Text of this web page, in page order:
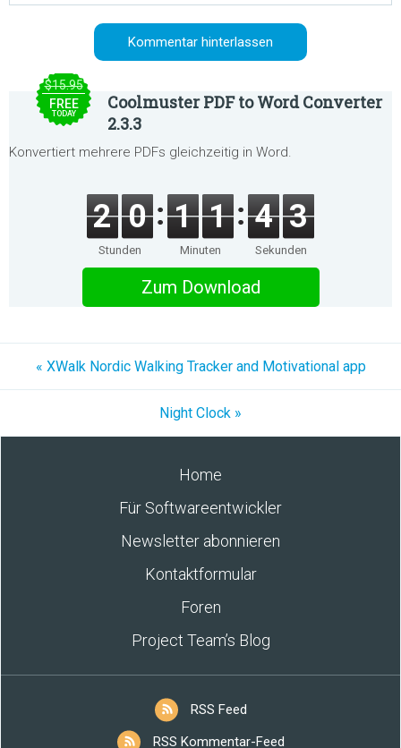
$15.95
FREE
TODAY
Coolmuster PDF to Word Converter
2.3.3
Konvertiert mehrere PDFs gleichzeitig in Word.
2 0
Stunden
1 1
Minuten
4 3
Sekunden
Zum Download
« XWalk Nordic Walking Tracker and Motivational app
Night Clock »
Home
Für Softwareentwickler
Newsletter abonnieren
Kontaktformular
Foren
Project Team’s Blog
RSS Feed
RSS Kommentar-Feed